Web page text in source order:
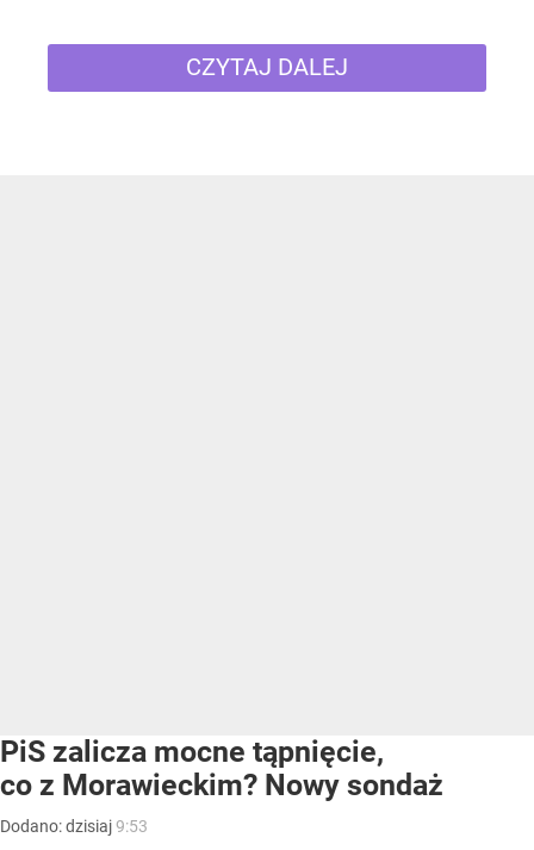
CZYTAJ DALEJ
PiS zalicza mocne tąpnięcie,
co z Morawieckim? Nowy sondaż
Dodano:dzisiaj9:53